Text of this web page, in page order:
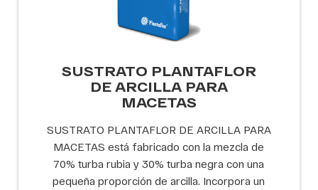
SUSTRATO PLANTAFLOR
DE ARCILLA PARA
MACETAS
SUSTRATO PLANTAFLOR DE ARCILLA PARA
MACETAS está fabricado con la mezcla de
70% turba rubia y 30% turba negra con una
pequeña proporción de arcilla. Incorpora un